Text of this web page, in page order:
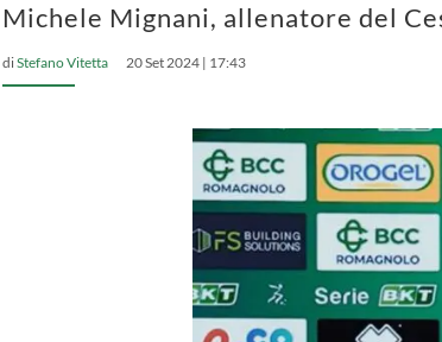
Michele Mignani, allenatore del
diStefano Vitetta 20 Set 2024 | 17:43